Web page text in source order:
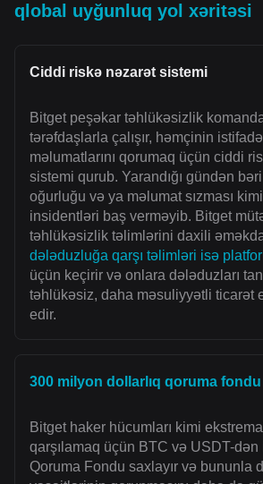
qlobal uyğunluq yol xəritəsi
Ciddi riskə nəzarət sistemi
Bitget peşəkar təhlükəsizlik
tərəfdaşlarla çalışır, həmçinin
məlumatlarını qorumaq üçün ciddi
sistemi qurub. Yarandığı gündən
oğurluğu və ya məlumat sızması
insidentləri baş verməyib. Bitget
təhlükəsizlik təlimlərini daxili
dələduzluğa qarşı təlimləri isə
üçün keçirir və onlara dələduzları
təhlükəsiz, daha məsuliyyətli ticarət
edir.
300 milyon dollarlıq qoruma fondu
Bitget haker hücumları kimi
qarşılamaq üçün BTC və USDT-dən
Qoruma Fondu saxlayır və bununla